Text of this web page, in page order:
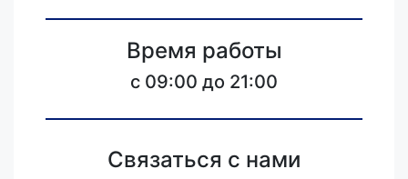
Время работы
c 09:00 до 21:00
Связаться с нами